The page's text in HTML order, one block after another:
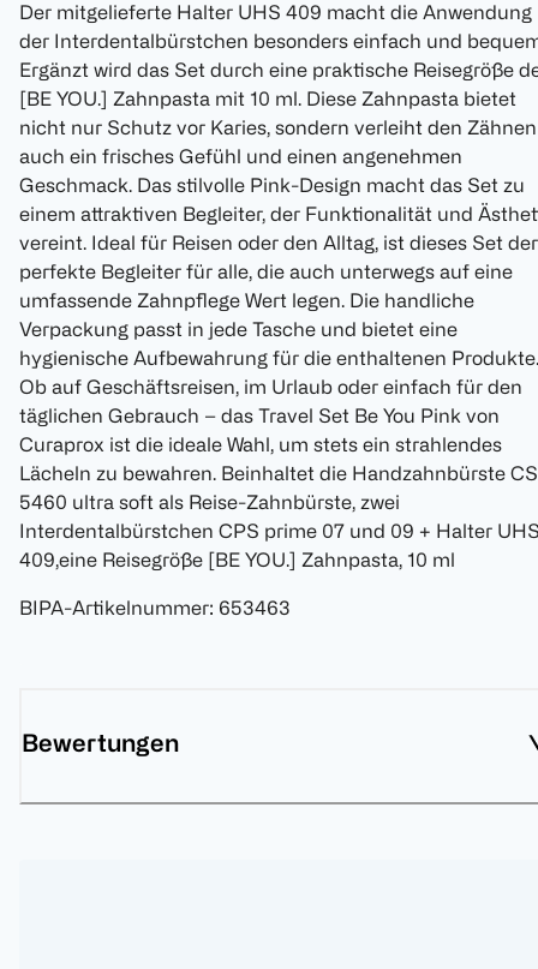
Der mitgelieferte Halter UHS 409 macht die Anwendung
der Interdentalbürstchen besonders einfach und
Ergänzt wird das Set durch eine praktische Reisegröße
[BE YOU.] Zahnpasta mit 10 ml. Diese Zahnpasta bietet
nicht nur Schutz vor Karies, sondern verleiht den Zähnen
auch ein frisches Gefühl und einen angenehmen
Geschmack. Das stilvolle Pink-Design macht das Set zu
einem attraktiven Begleiter, der Funktionalität und
vereint. Ideal für Reisen oder den Alltag, ist dieses Set der
perfekte Begleiter für alle, die auch unterwegs auf eine
umfassende Zahnpflege Wert legen. Die handliche
Verpackung passt in jede Tasche und bietet eine
hygienische Aufbewahrung für die enthaltenen Produkte.
Ob auf Geschäftsreisen, im Urlaub oder einfach für den
täglichen Gebrauch – das Travel Set Be You Pink von
Curaprox ist die ideale Wahl, um stets ein strahlendes
Lächeln zu bewahren. Beinhaltet die Handzahnbürste CS
5460 ultra soft als Reise-Zahnbürste, zwei
Interdentalbürstchen CPS prime 07 und 09 + Halter
409,eine Reisegröße [BE YOU.] Zahnpasta, 10 ml
BIPA-Artikelnummer: 653463
Bewertungen